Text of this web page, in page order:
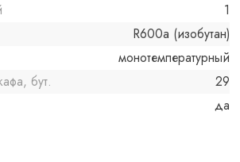
1
R600a (изобутан)
монотемпературный
бут.
29
да